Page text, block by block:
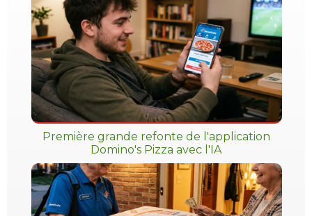
Première grande refonte de l'application
Domino's Pizza avec l'IA